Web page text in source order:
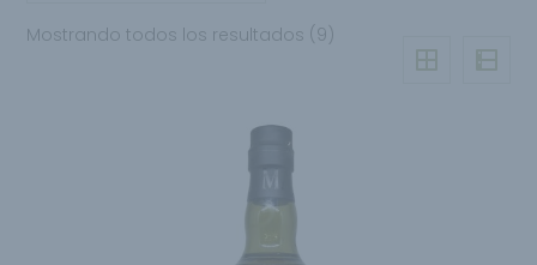
Mostrando todos los resultados (9)